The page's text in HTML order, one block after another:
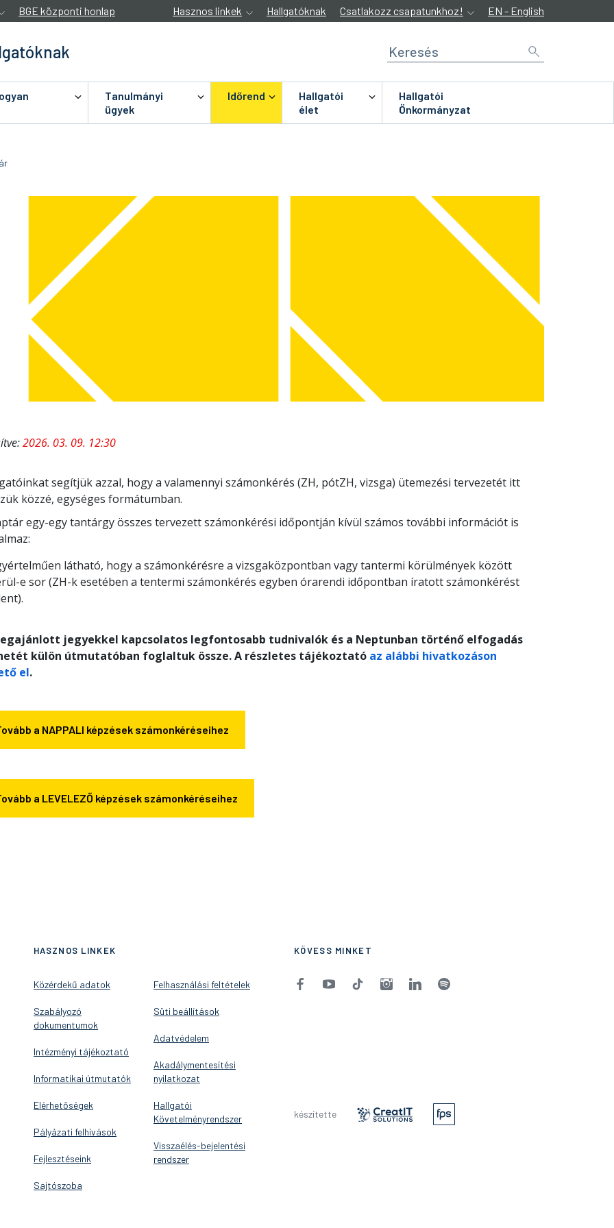
BGE központi honlap Hasznos linkek Hallgatóknak Csatlakozz csapatunkhoz! EN - English
Tanulmányi
ügyek
Időrend
Hallgatói
élet
Hallgatói
Önkormányzat
2026. 03. 09. 12:30
segítjük azzal, hogy a valamennyi számonkérés (ZH, pótZH, vizsga) ütemezési tervezetét itt
közzé, egységes formátumban.
egy-egy tantárgy összes tervezett számonkérési időpontján kívül számos további információt is
látható, hogy a számonkérésre a vizsgaközpontban vagy tantermi körülmények között
e sor (ZH-k esetében a tentermi számonkérés egyben órarendi időpontban íratott számonkérést
jegyekkel kapcsolatos legfontosabb tudnivalók és a Neptunban történő elfogadás
külön útmutatóban foglaltuk össze. A részletes tájékoztató az alábbi hivatkozáson
el.
a NAPPALI képzések számonkéréseihez
a LEVELEZŐ képzések számonkéréseihez
HASZNOS LINKEK
Közérdekű adatok
Szabályozó
dokumentumok
Intézményi tájékoztató
Informatikai útmutatók
Elérhetőségek
Pályázati felhívások
Fejlesztéseink
Sajtószoba
Felhasználási feltételek
Süti beállítások
Adatvédelem
Akadálymentesítési
nyilatkozat
Hallgatói
Követelményrendszer
Visszaélés-bejelentési
rendszer
KÖVESS MINKET
készítette